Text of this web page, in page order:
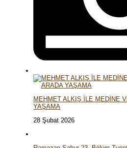
MEHMET ALKIŞ İLE MEDİNE
YAŞAMA
28 Şubat 2026